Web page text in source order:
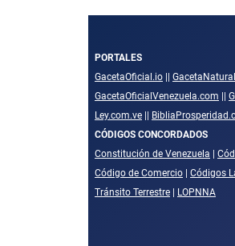
PORTALES
GacetaOficial.io
GacetaOficialVenezuela.com
Ley.com.ve
CÓDIGOS CONCORDADOS
Constitución de Venezuela
Código de Comercio
Códigos
Tránsito Terrestre
LOPNNA